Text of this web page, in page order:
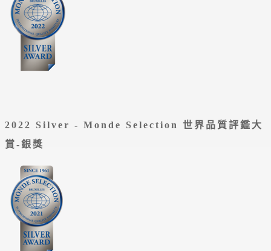
2022 Silver - Monde Selection 世界品質評鑑大
賞-銀獎